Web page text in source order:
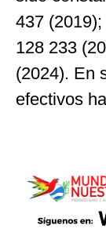
437
128 233
(2024). En
efectivos